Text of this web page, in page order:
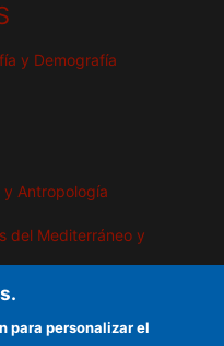
y Demografía
Antropología
del Mediterráneo y
para personalizar el